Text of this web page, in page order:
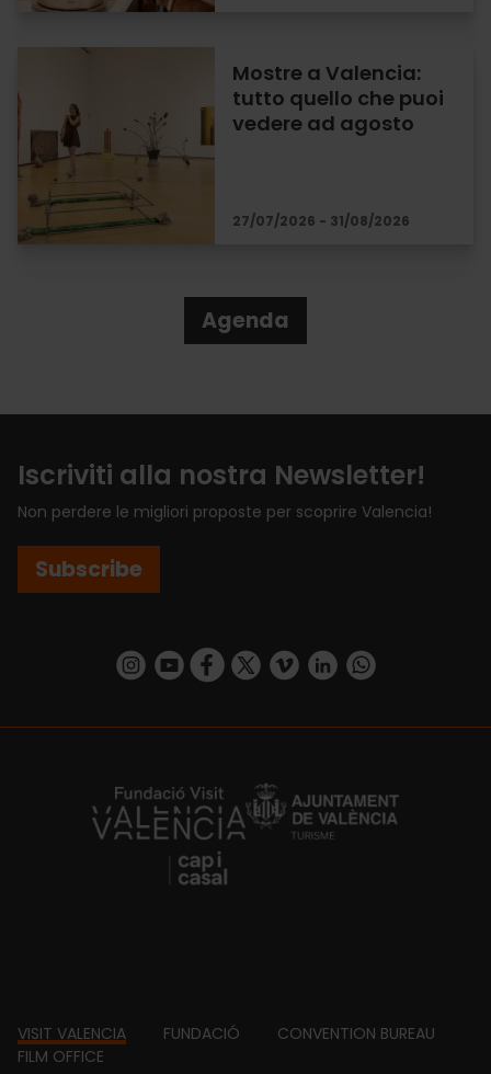
Mostre a Valencia:
tutto quello che puoi
vedere ad agosto
27/07/2026 - 31/08/2026
Agenda
Iscriviti alla nostra Newsletter!
Non perdere le migliori proposte per scoprire Valencia!
Subscribe
https://www.instagram.com/visit_valencia/
https://www.youtube.com/user/
https://www.facebook.com/
https://twitter.com/VisitaValencia
https://vimeo.com/
https://www.linkedin.com/company/turismo-valencia/https://api.whatsapp.com/send/
https://fundacion.visitvalencia.com/
Footer
VISIT VALENCIA FUNDACIÓ
CONVENTION BUREAU
FILM OFFICE